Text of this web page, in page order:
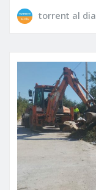
torrent al dia